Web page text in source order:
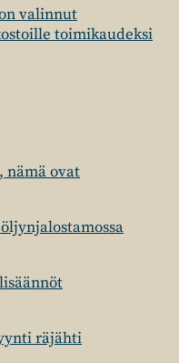
valinnut
toimikaudeksi
nämä ovat
räjähti